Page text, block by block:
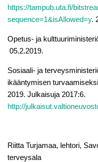
https://tampub.uta.fi/
sequence=1&isAllowed=y.
Opetus- ja
05.2.2019.
Sosiaali- ja
ikääntymisen
2019. Julkaisuja 2017:6.
http://
Riitta Turjamaa, lehtori,
terveysala